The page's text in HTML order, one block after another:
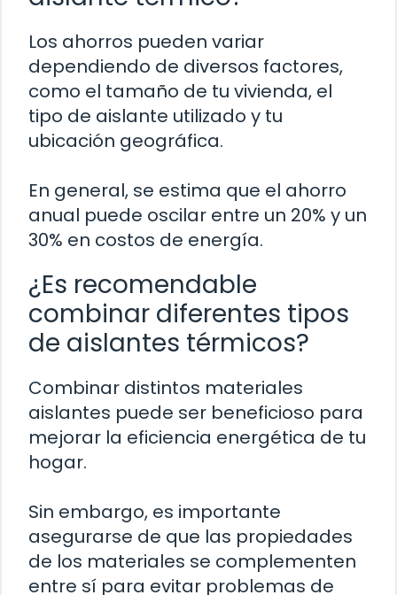
Los ahorros pueden variar
dependiendo de diversos factores,
como el tamaño de tu vivienda, el
tipo de aislante utilizado y tu
ubicación geográfica.
En general, se estima que el ahorro
anual puede oscilar entre un 20% y un
30% en costos de energía.
¿Es recomendable
combinar diferentes tipos
de aislantes térmicos?
Combinar distintos materiales
aislantes puede ser beneficioso para
mejorar la eficiencia energética de tu
hogar.
Sin embargo, es importante
asegurarse de que las propiedades
de los materiales se complementen
entre sí para evitar problemas de